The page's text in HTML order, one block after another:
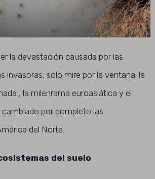
la devastación causada por las
invasoras, solo mire por la ventana: la
, la milenrama euroasiática y el
cambiado por completo las
del Norte.
del suelo